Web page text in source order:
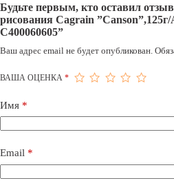
Будьте первым, кто оставил
рисования Cagrain ”Canson”,125г/
C400060605”
Ваш адрес email не будет опубликован.
ВАША ОЦЕНКА *
Имя *
Email *